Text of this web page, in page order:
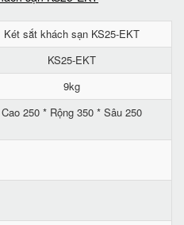
Két sắt khách sạn KS25-EKT
KS25-EKT
9kg
Cao 250 * Rộng 350 * Sâu 250